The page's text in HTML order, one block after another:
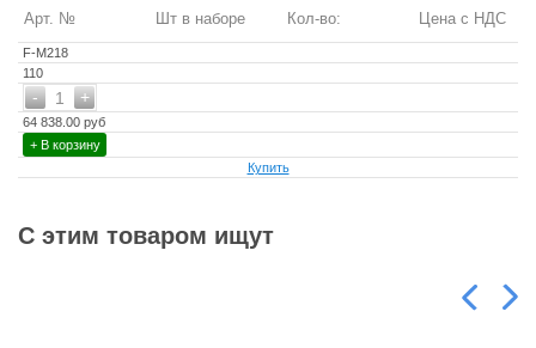
Арт. № Шт в наборе Кол-во: Цена с НДС
F-M218
110
+
- 1
64 838.00 руб
+ В корзину
Купить
С этим товаром ищут